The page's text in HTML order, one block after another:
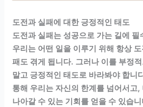
도전과 실패에 대한 긍정적인 태도
도전과 실패는 성공으로 가는 길에 필
우리는 어떤 일을 이루기 위해 항상
패도 겪게 됩니다. 그러나 이를 부정
말고 긍정적인 태도로 바라봐야 합니
통해 우리는 자신의 한계를 넘어서고,
나아갈 수 있는 기회를 얻을 수 있습